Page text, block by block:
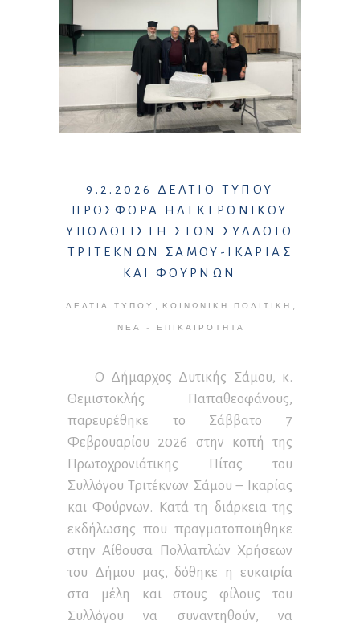
9.2.2026 ΔΕΛΤΙΟ ΤΥΠΟΥ
ΠΡΟΣΦΟΡΑ ΗΛΕΚΤΡΟΝΙΚΟΥ
ΥΠΟΛΟΓΙΣΤΗ ΣΤΟΝ ΣΥΛΛΟΓΟ
ΤΡΙΤΕΚΝΩΝ ΣΑΜΟΥ-ΙΚΑΡΙΑΣ
ΚΑΙ ΦΟΥΡΝΩΝ
ΔΕΛΤΊΑ ΤΎΠΟΥ ΚΟΙΝΩΝΙΚΉ ΠΟΛΙΤΙΚΉ
ΝΈΑ - ΕΠΙΚΑΙΡΌΤΗΤΑ
Ο Δήμαρχος Δυτικής Σάμου, κ.
Θεμιστοκλής Παπαθεοφάνους,
παρευρέθηκε το Σάββατο 7
Φεβρουαρίου 2026 στην κοπή της
Πρωτοχρονιάτικης Πίτας του
Συλλόγου Τριτέκνων Σάμου – Ικαρίας
και Φούρνων. Κατά τη διάρκεια της
εκδήλωσης που πραγματοποιήθηκε
στην Αίθουσα Πολλαπλών Χρήσεων
του Δήμου μας, δόθηκε η ευκαιρία
στα μέλη και στους φίλους του
Συλλόγου να συναντηθούν, να